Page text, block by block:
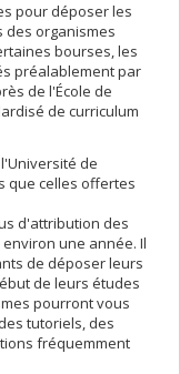
pour déposer les
organismes
bourses, les
préalablement par
de l'École de
de curriculum
de
que celles offertes
d'attribution des
une année. Il
de déposer leurs
de leurs études
pourront vous
tutoriels, des
fréquemment